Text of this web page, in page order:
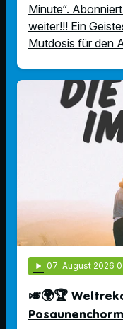
Minute“.
weiter!!! Ein
Mutdosis für den
play_arrow 07. August 2026
🎺🌍🏆